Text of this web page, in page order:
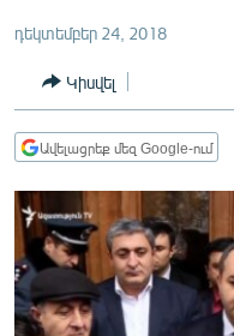
ՏՆՏԵՍՈՒԹՅՈՒՆ
ՂԱՐԱԲԱՂ
ՏԱՐԱԾԱՇՐՋԱՆ
ՄԻՋԱԶԳԱՅԻՆ
ՄՇԱԿՈՒՅԹ
դեկտեմբեր 24, 2018
Կիսվել
Ավելացրեք մեզ Google-ում